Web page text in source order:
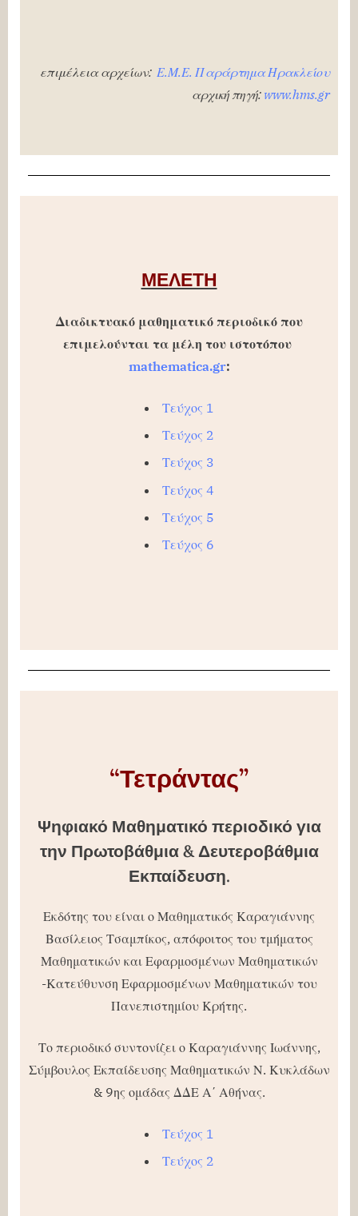
επιμέλεια αρχείων: Ε.Μ.Ε. Παράρτημα Ηρακλείου
αρχική πηγή: www.hms.gr
ΜΕΛΕΤΗ
Διαδικτυακό μαθηματικό περιοδικό που
επιμελούνται τα μέλη του ιστοτόπου
mathematica.gr:
Τεύχος 1
Τεύχος 2
Τεύχος 3
Τεύχος 4
Τεύχος 5
Τεύχος 6
“Τετράντας”
Ψηφιακό Μαθηματικό περιοδικό για
την Πρωτοβάθμια & Δευτεροβάθμια
Εκπαίδευση.
Εκδότης του είναι ο Μαθηματικός Καραγιάννης
Βασίλειος Τσαμπίκος, απόφοιτος του τμήματος
Μαθηματικών και Εφαρμοσμένων Μαθηματικών
-Κατεύθυνση Εφαρμοσμένων Μαθηματικών του
Πανεπιστημίου Κρήτης.
Το περιοδικό συντονίζει ο Καραγιάννης Ιωάννης,
Σύμβουλος Εκπαίδευσης Μαθηματικών Ν. Κυκλάδων
& 9ης ομάδας ΔΔΕ Α΄ Αθήνας.
Τεύχος 1
Τεύχος 2